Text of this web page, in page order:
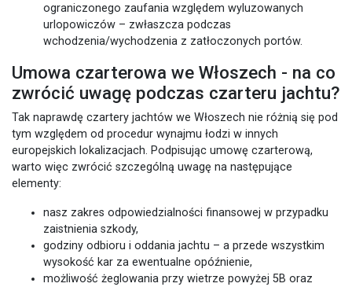
ograniczonego zaufania względem wyluzowanych
urlopowiczów – zwłaszcza podczas
wchodzenia/wychodzenia z zatłoczonych portów.
Umowa czarterowa we Włoszech - na co
zwrócić uwagę podczas czarteru jachtu?
Tak naprawdę czartery jachtów we Włoszech nie różnią się pod
tym względem od procedur wynajmu łodzi w innych
europejskich lokalizacjach. Podpisując umowę czarterową,
warto więc zwrócić szczególną uwagę na następujące
elementy:
nasz zakres odpowiedzialności finansowej w przypadku
zaistnienia szkody,
godziny odbioru i oddania jachtu – a przede wszystkim
wysokość kar za ewentualne opóźnienie,
możliwość żeglowania przy wietrze powyżej 5B oraz